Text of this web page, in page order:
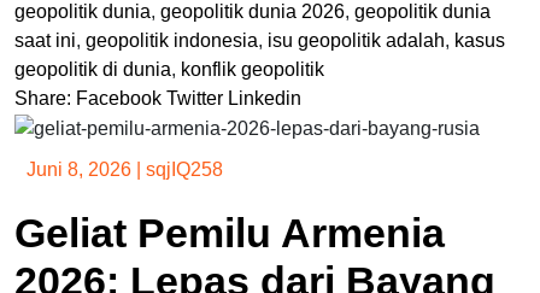
geopolitik dunia, geopolitik dunia 2026, geopolitik dunia
saat ini, geopolitik indonesia, isu geopolitik adalah, kasus
geopolitik di dunia, konflik geopolitik
Share: Facebook Twitter Linkedin
Juni 8, 2026 sqjIQ258
Geliat Pemilu Armenia
2026: Lepas dari Bayang